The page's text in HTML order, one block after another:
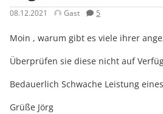
08.12.2021 Gast 5
Moin , warum gibt es viele ihrer
Überprüfen sie diese nicht auf
Bedauerlich Schwache Leistung
Grüße Jörg